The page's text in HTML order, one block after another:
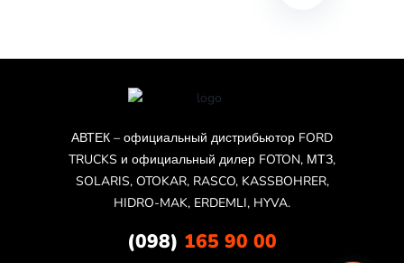
АВТЕК – официальный дистрибьютор FORD
TRUCKS и официальный дилер FOTON, МТЗ,
SOLARIS, OTOKAR, RASCO, KASSBOHRER,
HIDRO-MAK, ERDEMLI, HYVA.
(098) 165 90 00